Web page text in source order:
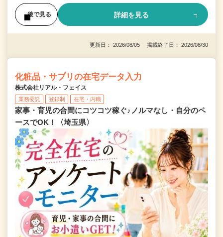
後で見る 詳細を見る
更新日： 2026/08/05 掲載終了日： 2026/08/30
化粧品・サプリの在宅データ入力
株式会社リアル・フェイス
業務委託 登録制 在宅・内職
家事・育児の合間にコツコツ稼ぐ♪ノルマなし・自分のペ
ースでOK！〈埼玉県〉